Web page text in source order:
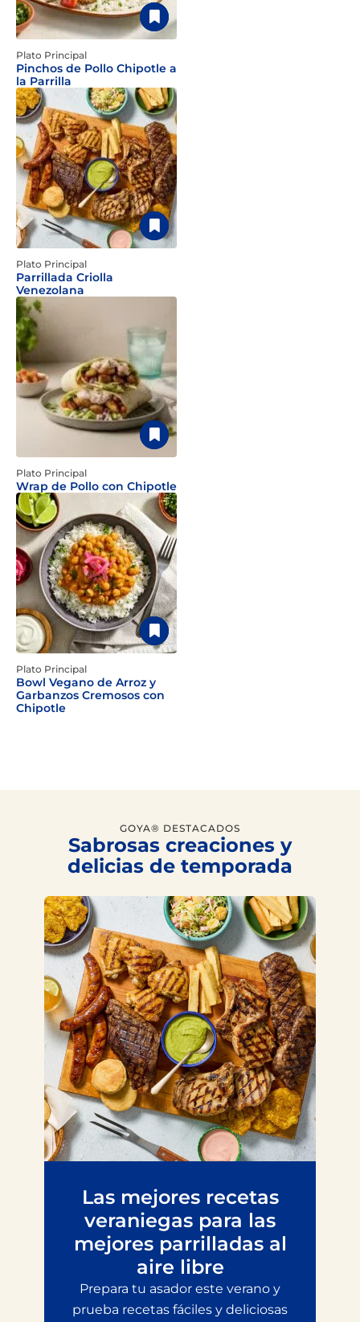
Plato Principal
Pinchos de Pollo Chipotle a
la Parrilla
Plato Principal
Parrillada Criolla
Venezolana
Plato Principal
Wrap de Pollo con Chipotle
Plato Principal
Bowl Vegano de Arroz y
Garbanzos Cremosos con
Chipotle
GOYA® DESTACADOS
Sabrosas creaciones y
delicias de temporada
Las mejores recetas
veraniegas para las
mejores parrilladas al
aire libre
Prepara tu asador este verano y
prueba recetas fáciles y deliciosas